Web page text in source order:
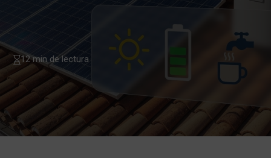
12 min de lectura